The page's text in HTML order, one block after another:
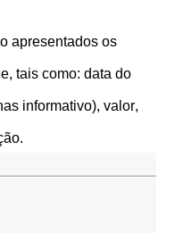
apresentados os
tais como: data do
informativo), valor,